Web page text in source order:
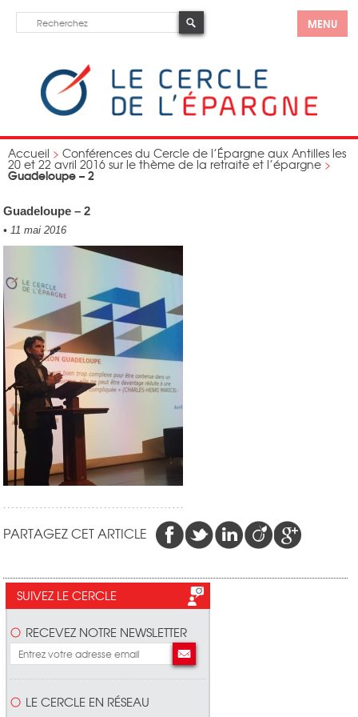
MENU
Accueil > Conférences du Cercle de l’Épargne aux Antilles les
20 et 22 avril 2016 sur le thème de la retraite et l’épargne >
Guadeloupe – 2
Guadeloupe – 2
• 11 mai 2016
PARTAGEZ CET ARTICLE
SUIVEZ LE CERCLE
RECEVEZ NOTRE NEWSLETTER
LE CERCLE EN RÉSEAU